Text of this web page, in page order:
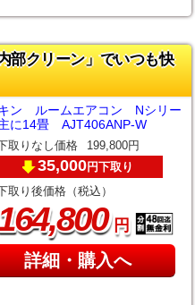
部クリーン」でいつも快
ン ルームエアコン Nシリー
に14畳 AJT406ANP-W
取りなし価格 199,800円
35,000円下取り
下取り後価格（税込）
,800円
詳細・購入へ